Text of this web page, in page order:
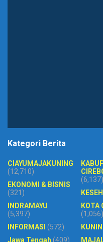
Kategori Berita
CIAYUMAJAKUNING
(12,710)
EKONOMI & BISNIS
(321)
INDRAMAYU
(5,397)
INFORMASI (572)
Jawa Tengah (409)
(6,137)
KOTA
(1,056)